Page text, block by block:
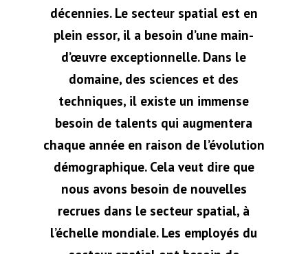
décennies. Le secteur spatial est en
plein essor, il a besoin d’une main-
d’œuvre exceptionnelle. Dans le
domaine, des sciences et des
techniques, il existe un immense
besoin de talents qui augmentera
chaque année en raison de l’évolution
démographique. Cela veut dire que
nous avons besoin de nouvelles
recrues dans le secteur spatial, à
l’échelle mondiale. Les employés du